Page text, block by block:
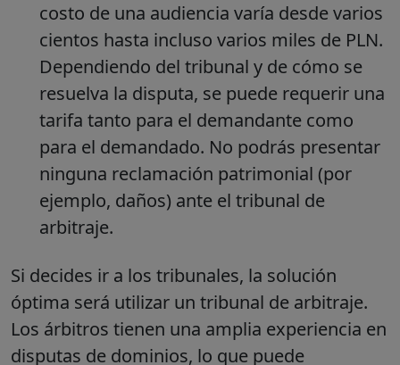
costo de una audiencia varía desde varios
cientos hasta incluso varios miles de PLN.
Dependiendo del tribunal y de cómo se
resuelva la disputa, se puede requerir una
tarifa tanto para el demandante como
para el demandado. No podrás presentar
ninguna reclamación patrimonial (por
ejemplo, daños) ante el tribunal de
arbitraje.
Si decides ir a los tribunales, la solución
óptima será utilizar un tribunal de arbitraje.
Los árbitros tienen una amplia experiencia en
disputas de dominios, lo que puede